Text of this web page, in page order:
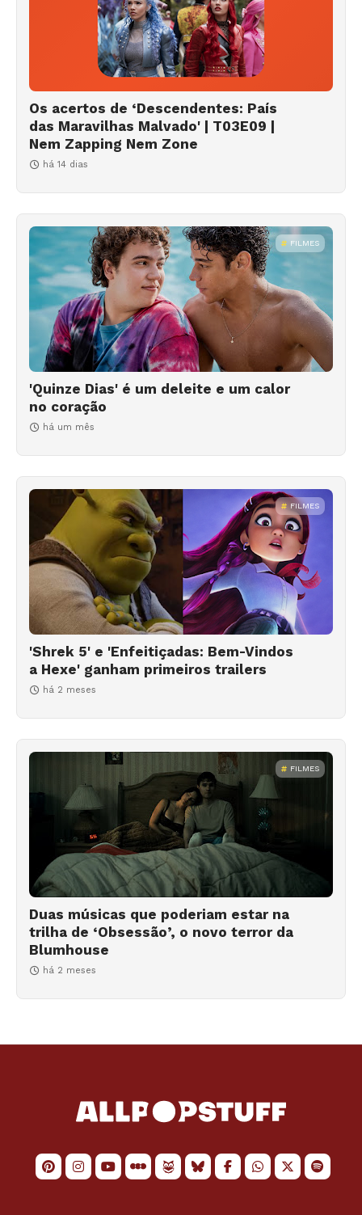
Os acertos de ‘Descendentes: País
das Maravilhas Malvado' | T03E09 |
Nem Zapping Nem Zone
há 14 dias
FILMES
'Quinze Dias' é um deleite e um calor
no coração
há um mês
FILMES
'Shrek 5' e 'Enfeitiçadas: Bem-Vindos
a Hexe' ganham primeiros trailers
há 2 meses
FILMES
Duas músicas que poderiam estar na
trilha de ‘Obsessão’, o novo terror da
Blumhouse
há 2 meses